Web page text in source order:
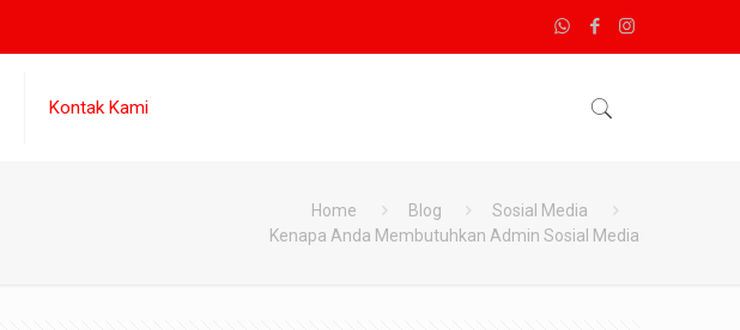
Kontak Kami
Home Blog
Sosial Media
Kenapa Anda Membutuhkan Admin Sosial Media